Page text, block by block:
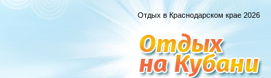
Отдых в Краснодарском крае 2026